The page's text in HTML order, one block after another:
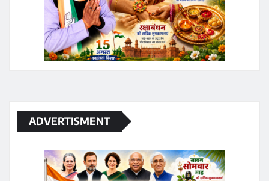
ADVERTISMENT